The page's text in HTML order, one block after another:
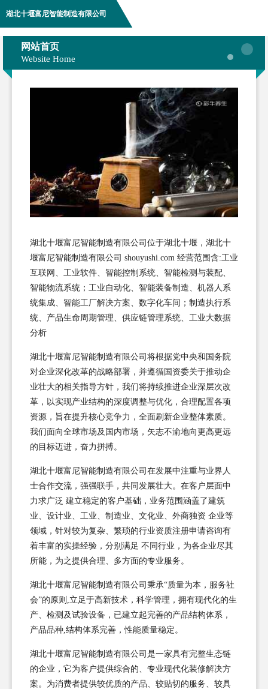
湖北十堰富尼智能制造有限公司
网站首页
Website Home
湖北十堰富尼智能制造有限公司位于湖北十堰，湖北十
堰富尼智能制造有限公司 shouyushi.com 经营范围含:工业
互联网、工业软件、智能控制系统、智能检测与装配、
智能物流系统；工业自动化、智能装备制造、机器人系
统集成、智能工厂解决方案、数字化车间；制造执行系
统、产品生命周期管理、供应链管理系统、工业大数据
分析
湖北十堰富尼智能制造有限公司将根据党中央和国务院
对企业深化改革的战略部署，并遵循国资委关于推动企
业壮大的相关指导方针，我们将持续推进企业深层次改
革，以实现产业结构的深度调整与优化，合理配置各项
资源，旨在提升核心竞争力，全面刷新企业整体素质。
我们面向全球市场及国内市场，矢志不渝地向更高更远
的目标迈进，奋力拼搏。
湖北十堰富尼智能制造有限公司在发展中注重与业界人
士合作交流，强强联手，共同发展壮大。在客户层面中
力求广泛 建立稳定的客户基础，业务范围涵盖了建筑
业、设计业、工业、制造业、文化业、外商独资 企业等
领域，针对较为复杂、繁琐的行业资质注册申请咨询有
着丰富的实操经验，分别满足 不同行业，为各企业尽其
所能，为之提供合理、多方面的专业服务。
湖北十堰富尼智能制造有限公司秉承“质量为本，服务社
会”的原则,立足于高新技术，科学管理，拥有现代化的生
产、检测及试验设备，已建立起完善的产品结构体系，
产品品种,结构体系完善，性能质量稳定。
湖北十堰富尼智能制造有限公司是一家具有完整生态链
的企业，它为客户提供综合的、专业现代化装修解决方
案。为消费者提供较优质的产品、较贴切的服务、较具